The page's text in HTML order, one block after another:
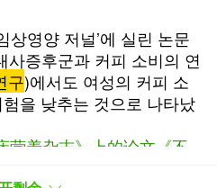
상영양 저널’에 실린 논문
사증후군과 커피 소비의 연
구)에서도 여성의 커피 소
을 낮추는 것으로 나타났
营养杂志》上的论文《不